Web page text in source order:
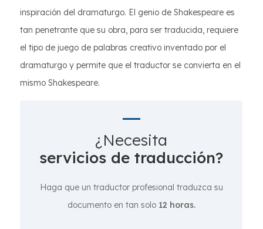
inspiración del dramaturgo. El genio de Shakespeare es
tan penetrante que su obra, para ser traducida, requiere
el tipo de juego de palabras creativo inventado por el
dramaturgo y permite que el traductor se convierta en el
mismo Shakespeare.
¿Necesita
servicios de traducción?
Haga que un traductor profesional traduzca su
documento en tan solo 12 horas.